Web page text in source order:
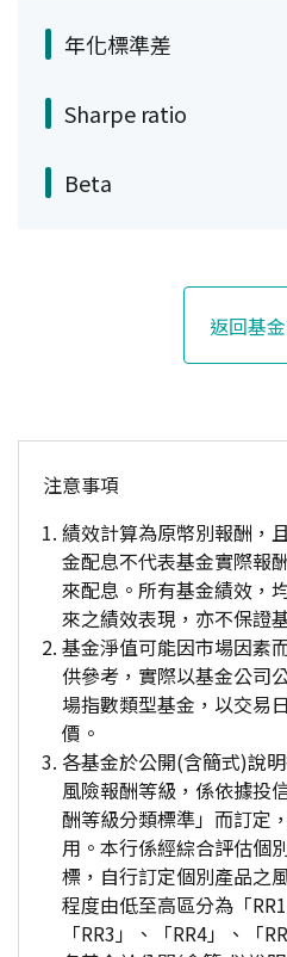
年化標準差
Sharpe ratio
Beta
返回基
注意事項
績效計算為原幣別報酬，
金配息不代表基金實際報
來配息。所有基金績效，
來之績效表現，亦不保證
基金淨值可能因市場因素
供參考，實際以基金公司
場指數類型基金，以交易
價。
各基金於公開(含簡式)說
風險報酬等級，係依據投
酬等級分類標準」而訂定
用。本行係經綜合評估個
標，自行訂定個別產品之
程度由低至高區分為「
「RR3」、「RR4」、「